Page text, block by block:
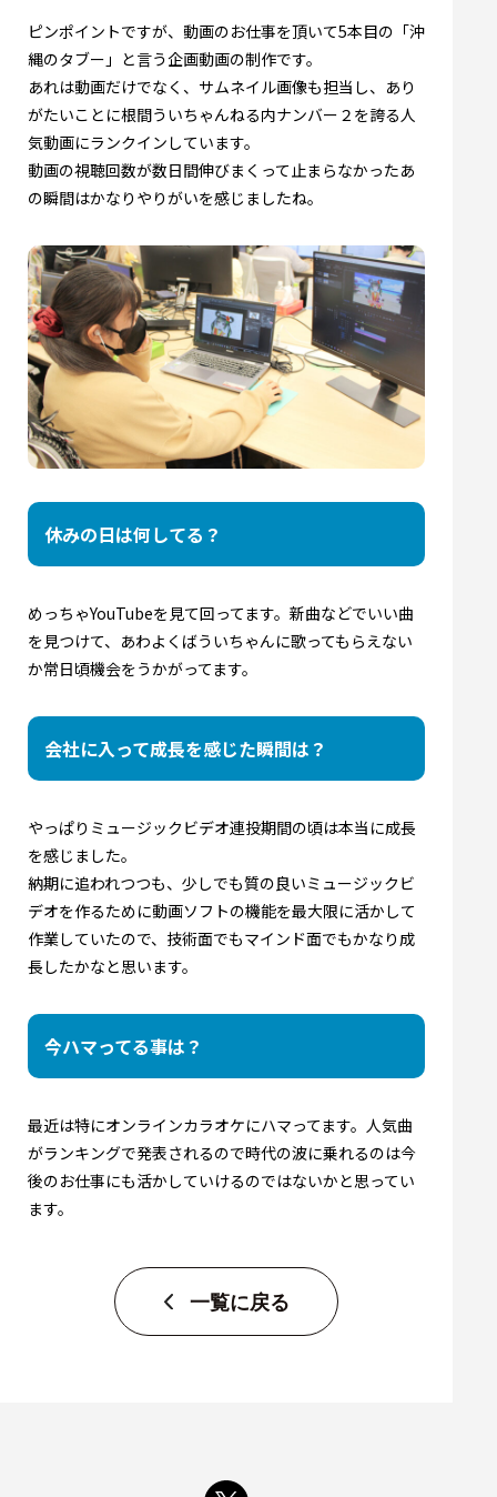
ピンポイントですが、動画のお仕事を頂いて5本目の「沖
縄のタブー」と言う企画動画の制作です。
あれは動画だけでなく、サムネイル画像も担当し、あり
がたいことに根間ういちゃんねる内ナンバー２を誇る人
気動画にランクインしています。
動画の視聴回数が数日間伸びまくって止まらなかったあ
の瞬間はかなりやりがいを感じましたね。
休みの日は何してる？
めっちゃYouTubeを見て回ってます。新曲などでいい曲
を見つけて、あわよくばういちゃんに歌ってもらえない
か常日頃機会をうかがってます。
会社に入って成長を感じた瞬間は？
やっぱりミュージックビデオ連投期間の頃は本当に成長
を感じました。
納期に追われつつも、少しでも質の良いミュージックビ
デオを作るために動画ソフトの機能を最大限に活かして
作業していたので、技術面でもマインド面でもかなり成
長したかなと思います。
今ハマってる事は？
最近は特にオンラインカラオケにハマってます。人気曲
がランキングで発表されるので時代の波に乗れるのは今
後のお仕事にも活かしていけるのではないかと思ってい
ます。
一覧に戻る